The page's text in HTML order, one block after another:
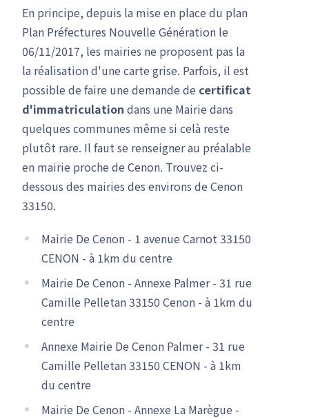
En principe, depuis la mise en place du plan
Plan Préfectures Nouvelle Génération le
06/11/2017, les mairies ne proposent pas la
la réalisation d'une carte grise. Parfois, il est
possible de faire une demande de certificat
d'immatriculation dans une Mairie dans
quelques communes même si celà reste
plutôt rare. Il faut se renseigner au préalable
en mairie proche de Cenon. Trouvez ci-
dessous des mairies des environs de Cenon
33150.
Mairie De Cenon - 1 avenue Carnot 33150
CENON - à 1km du centre
Mairie De Cenon - Annexe Palmer - 31 rue
Camille Pelletan 33150 Cenon - à 1km du
centre
Annexe Mairie De Cenon Palmer - 31 rue
Camille Pelletan 33150 CENON - à 1km
du centre
Mairie De Cenon - Annexe La Marègue -